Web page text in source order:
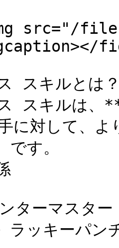
src="/files/
スキルとは
に対して、
す。
ラッキーパン